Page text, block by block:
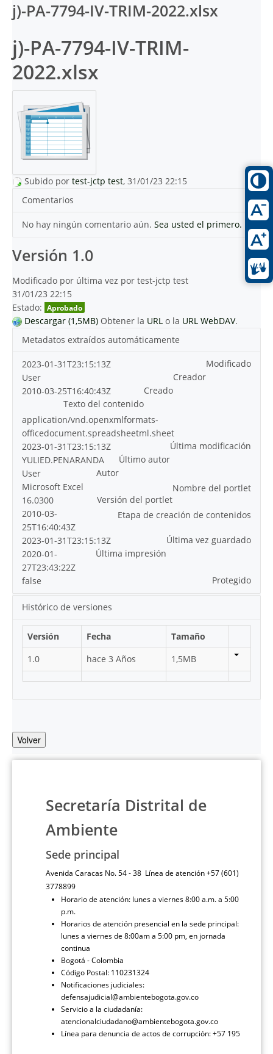
j)-PA-7794-IV-TRIM-2022.xlsx
j)-PA-7794-IV-TRIM-
2022.xlsx
Subido por test-jctp test, 31/01/23 22:15
Comentarios
No hay ningún comentario aún. Sea usted el primero.
Versión 1.0
Modificado por última vez por test-jctp test
31/01/23 22:15
Estado: Aprobado
Descargar (1,5MB) Obtener la URL o la URL WebDAV.
Metadatos extraídos automáticamente
Modificado
2023-01-31T23:15:13Z
Creador
User
Creado
2010-03-25T16:40:43Z
Texto del contenido
application/vnd.openxmlformats-
officedocument.spreadsheetml.sheet
Última modificación
2023-01-31T23:15:13Z
Último autor
YULIED.PENARANDA
Autor
User
Nombre del portlet
Microsoft Excel
Versión del portlet
16.0300
Etapa de creación de contenidos
2010-03-
25T16:40:43Z
Última vez guardado
2023-01-31T23:15:13Z
Última impresión
2020-01-
27T23:43:22Z
Protegido
false
Histórico de versiones
Versión Fecha
Tamaño
1.0
hace 3 Años 1,5MB
Volver
Secretaría Distrital de
Ambiente
Sede principal
Avenida Caracas No. 54 - 38 Línea de atención +57 (601)
3778899
Horario de atención: lunes a viernes 8:00 a.m. a 5:00
p.m.
Horarios de atención presencial en la sede principal:
lunes a viernes de 8:00am a 5:00 pm, en jornada
continua
Bogotá - Colombia
Código Postal: 110231324
Notificaciones judiciales:
defensajudicial@ambientebogota.gov.co
Servicio a la ciudadanía:
atencionalciudadano@ambientebogota.gov.co
Línea para denuncia de actos de corrupción: +57 195